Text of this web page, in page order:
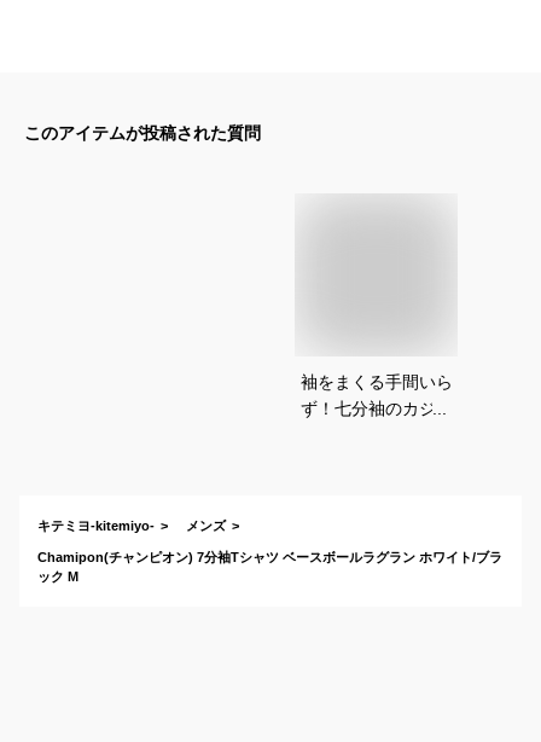
このアイテムが投稿された質問
袖をまくる手間いら
ず！七分袖のカジュ
キテミヨ-kitemiyo- メンズ
Chamipon(チャンピオン) 7分袖Tシャツ ベースボールラグラン ホワイト/ブラ
ック M